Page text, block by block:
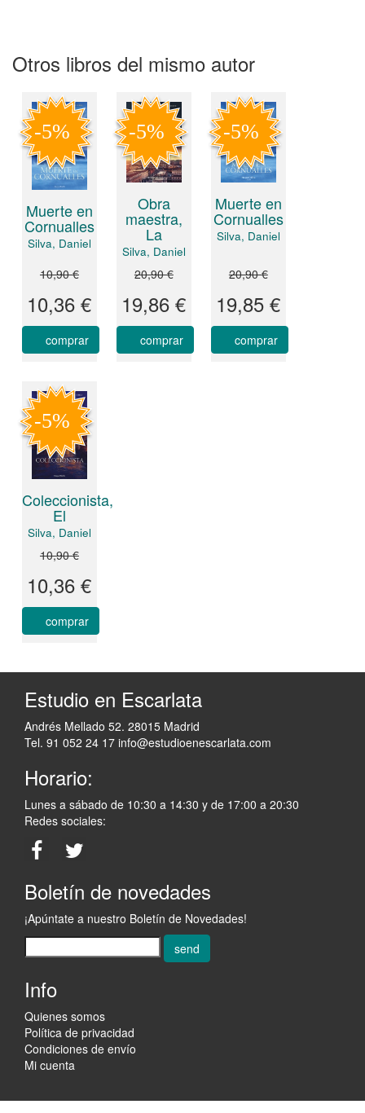
Otros libros del mismo autor
Muerte en
Cornualles
Silva, Daniel
10,90 €
10,36 €
comprar
Obra
maestra,
La
Silva, Daniel
20,90 €
19,86 €
comprar
Muerte en
Cornualles
Silva, Daniel
20,90 €
19,85 €
comprar
Coleccionista,
El
Silva, Daniel
10,90 €
10,36 €
comprar
Estudio en Escarlata
Andrés Mellado 52. 28015 Madrid
Tel. 91 052 24 17 info@estudioenescarlata.com
Horario:
Lunes a sábado de 10:30 a 14:30 y de 17:00 a 20:30
Redes sociales:
Boletín de novedades
¡Apúntate a nuestro Boletín de Novedades!
send
Info
Quienes somos
Política de privacidad
Condiciones de envío
Mi cuenta